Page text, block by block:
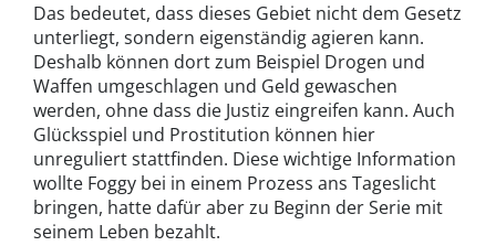
Das bedeutet, dass dieses Gebiet nicht dem Gesetz
unterliegt, sondern eigenständig agieren kann.
Deshalb können dort zum Beispiel Drogen und
Waffen umgeschlagen und Geld gewaschen
werden, ohne dass die Justiz eingreifen kann. Auch
Glücksspiel und Prostitution können hier
unreguliert stattfinden. Diese wichtige Information
wollte Foggy bei in einem Prozess ans Tageslicht
bringen, hatte dafür aber zu Beginn der Serie mit
seinem Leben bezahlt.